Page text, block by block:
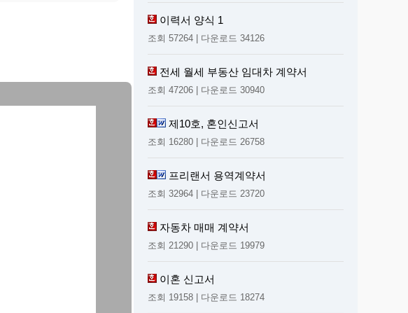
이력서 양식 1
조회 57264 | 다운로드 34126
전세 월세 부동산 임대차 계약서
조회 47206 | 다운로드 30940
제10호, 혼인신고서
조회 16280 | 다운로드 26758
프리랜서 용역계약서
조회 32964 | 다운로드 23720
자동차 매매 계약서
조회 21290 | 다운로드 19979
이혼 신고서
조회 19158 | 다운로드 18274